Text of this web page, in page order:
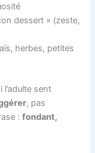
dessert » (zeste,
herbes, petites
sent
, pas
:fondant,